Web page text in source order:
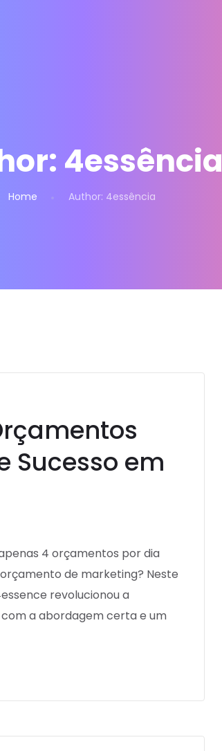
4essência
Home Author: 4essência
Sucesso em
4 orçamentos por dia
de marketing? Neste
revolucionou a
a abordagem certa e um